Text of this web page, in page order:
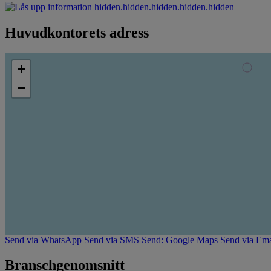
hidden.hidden.hidden.hidden.hidden
Huvudkontorets adress
+
−
Send via WhatsApp Send via SMS Send: Google Maps Send via
Branschgenomsnitt